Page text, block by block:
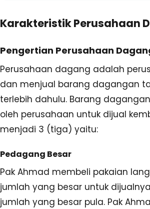
Karakteristik Perusahaan
Pengertian Perusahaan
Perusahaan dagang adalah
dan menjual barang dagangan
terlebih dahulu. Barang
oleh perusahaan untuk dijual
menjadi 3 (tiga) yaitu:
Pedagang Besar
Pak Ahmad membeli pakaian
jumlah yang besar untuk
jumlah yang besar pula. Pak